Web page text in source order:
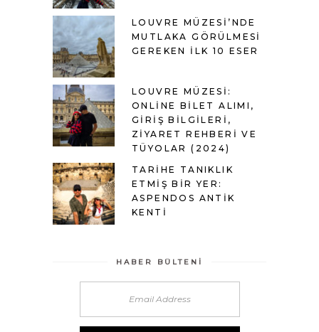
LOUVRE MÜZESI’NDE
MUTLAKA GÖRÜLMESI
GEREKEN İLK 10 ESER
LOUVRE MÜZESI:
ONLINE BILET ALIMI,
GIRIŞ BILGILERI,
ZIYARET REHBERI VE
TÜYOLAR (2024)
TARIHE TANIKLIK
ETMIŞ BIR YER:
ASPENDOS ANTIK
KENTI
HABER BÜLTENI